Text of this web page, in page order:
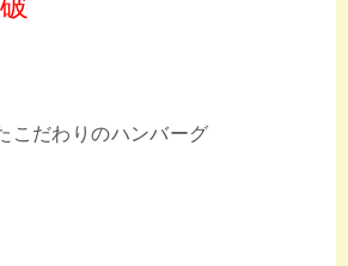
こだわりのハンバーグ